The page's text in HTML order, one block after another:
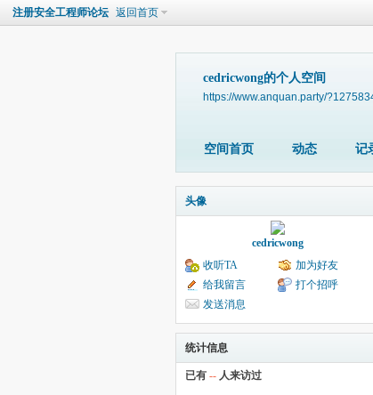
注册安全工程师论坛 返回首页
cedricwong的个人空间
https://www.anquan.party/
空间首页 动态 记
头像
cedricwong
收听TA
加为好友
给我留言
打个招呼
发送消息
统计信息
已有 -- 人来访过